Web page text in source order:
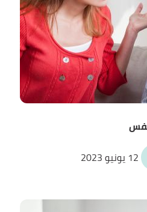
12 يونيو 2023